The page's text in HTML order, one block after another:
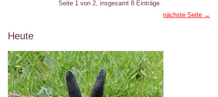
Seite 1 von 2, insgesamt 8 Einträge
nächste Seite →
Seitenleiste
Heute